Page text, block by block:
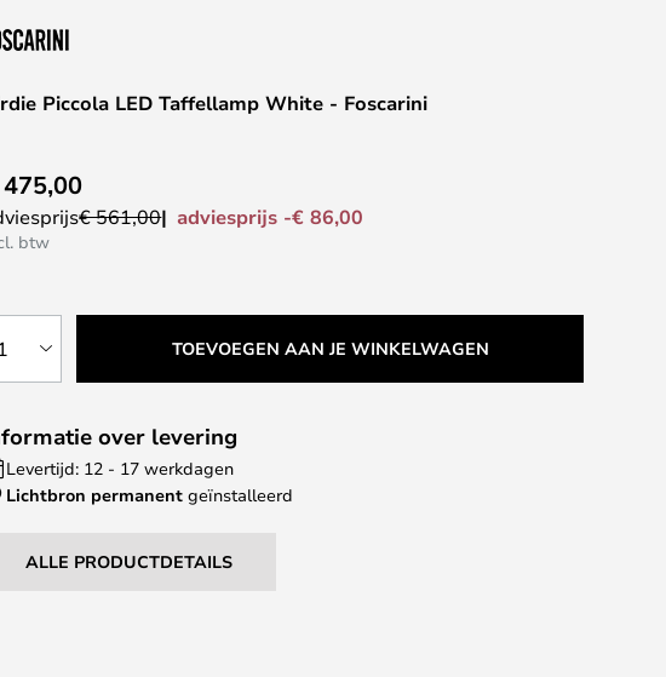
Piccola LED Taffellamp White - Foscarini
€ 561,00 adviesprijs -€ 86,00
btw
1 TOEVOEGEN AAN JE WINKELWAGEN
over levering
Levertijd: 12 - 17 werkdagen
Lichtbron permanent geïnstalleerd
ALLE PRODUCTDETAILS